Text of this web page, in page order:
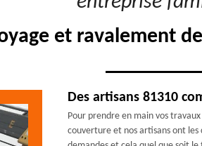
et ravalement
Des artisans 81310
Pour prendre en main vos
couverture et nos artisans ont les